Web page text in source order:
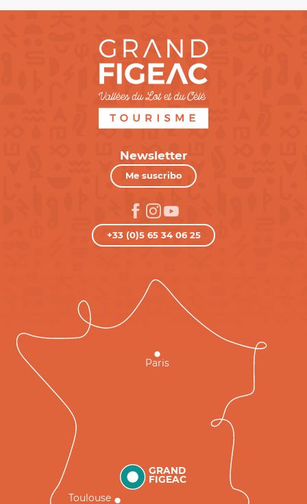
Newsletter
Me suscribo
+33 (0)5 65 34 06 25
GRAND
FIGEAC
Toulouse
Paris